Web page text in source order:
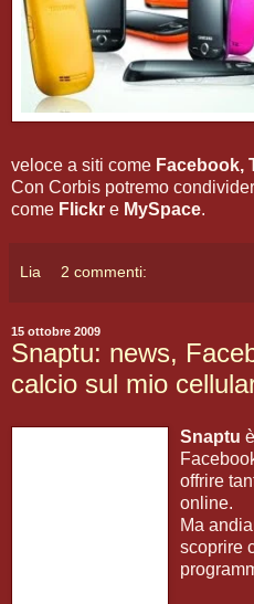
veloce a siti come Facebook,
Con Corbis potremo
come Flickr e MySpace.
Lia 2 commenti:
15 ottobre 2009
Snaptu: news,
calcio sul mio
Snaptu
offrire
online.
Ma
scoprire